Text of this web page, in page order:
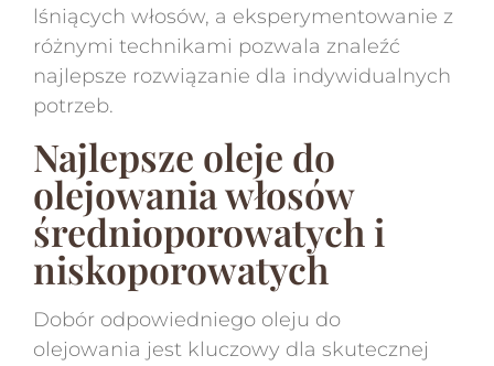
lśniących włosów, a eksperymentowanie z
różnymi technikami pozwala znaleźć
najlepsze rozwiązanie dla indywidualnych
potrzeb.
Najlepsze oleje do
olejowania włosów
średnioporowatych i
niskoporowatych
Dobór odpowiedniego oleju do
olejowania jest kluczowy dla skutecznej